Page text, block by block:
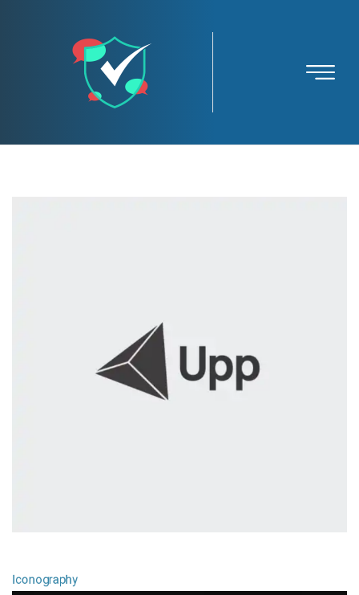
Iconography